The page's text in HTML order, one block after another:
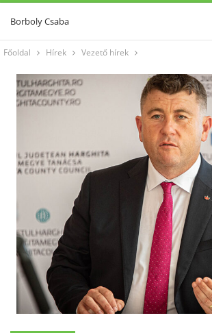
Borboly Csaba
Főoldal Hírek Vezető hírek